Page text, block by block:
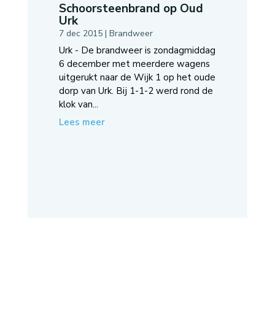
Schoorsteenbrand op Oud
Urk
7 dec 2015| Brandweer
Urk - De brandweer is zondagmiddag
6 december met meerdere wagens
uitgerukt naar de Wijk 1 op het oude
dorp van Urk. Bij 1-1-2 werd rond de
klok van...
Lees meer